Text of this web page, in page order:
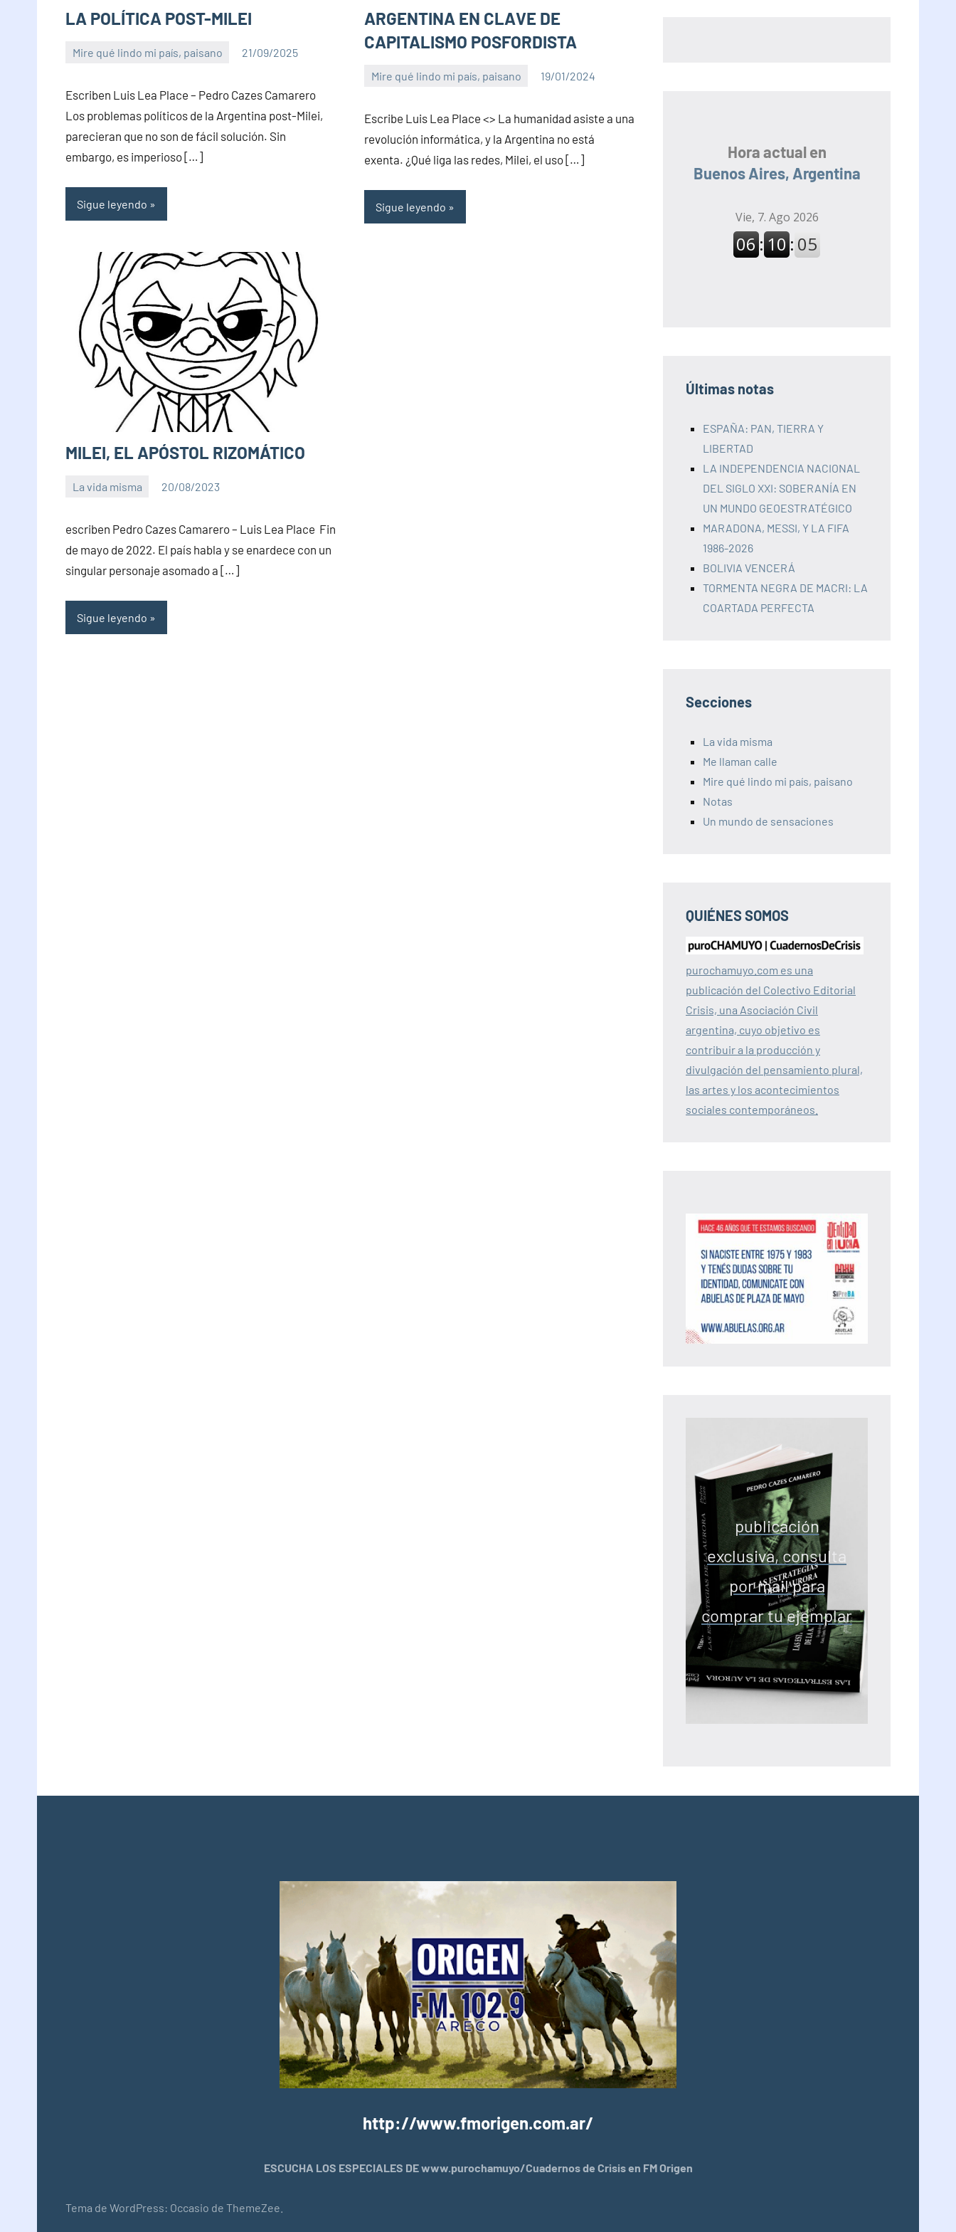
LA POLÍTICA POST-MILEI
Mire qué lindo mi país, paisano 21/09/2025
PuroChamuyo
comentarios
Escriben Luis Lea Place – Pedro Cazes Camarero
Los problemas políticos de la Argentina post-Milei,
parecieran que no son de fácil solución. Sin
embargo, es imperioso […]
Sigue leyendo
ARGENTINA EN CLAVE DE
CAPITALISMO POSFORDISTA
Mire qué lindo mi país, paisano 19/01/2024
PuroChamuyo
Escribe Luis Lea Place <> La humanidad asiste a una
revolución informática, y la Argentina no está
exenta. ¿Qué liga las redes, Milei, el uso […]
Sigue leyendo
MILEI, EL APÓSTOL RIZOMÁTICO
La vida misma 20/08/2023
escriben Pedro Cazes Camarero – Luis Lea Place Fin
de mayo de 2022. El país habla y se enardece con un
singular personaje asomado a […]
Sigue leyendo
Hora actual en
Buenos Aires, Argentina
Últimas notas
ESPAÑA: PAN, TIERRA Y
LIBERTAD
LA INDEPENDENCIA NACIONAL
DEL SIGLO XXI: SOBERANÍA EN
UN MUNDO GEOESTRATÉGICO
MARADONA, MESSI, Y LA FIFA
1986-2026
BOLIVIA VENCERÁ
TORMENTA NEGRA DE MACRI: LA
COARTADA PERFECTA
Secciones
La vida misma
Me llaman calle
Mire qué lindo mi país, paisano
Notas
Un mundo de sensaciones
QUIÉNES SOMOS
purochamuyo.com es una
publicación del Colectivo Editorial
Crisis, una Asociación Civil
argentina, cuyo objetivo es
contribuir a la producción y
divulgación del pensamiento plural,
las artes y los acontecimientos
sociales contemporáneos.
publicación
exclusiva, consulta
por mail para
comprar tu ejemplar
http://www.fmorigen.com.ar/
ESCUCHA LOS ESPECIALES DE www.purochamuyo/Cuadernos de Crisis en FM Origen
Tema de WordPress: Occasio de ThemeZee.